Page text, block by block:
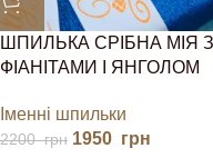
ШПИЛЬКА СРІБНА МІЯ З
ФІАНІТАМИ І ЯНГОЛОМ
Іменні шпильки
2200грн 1950 грн